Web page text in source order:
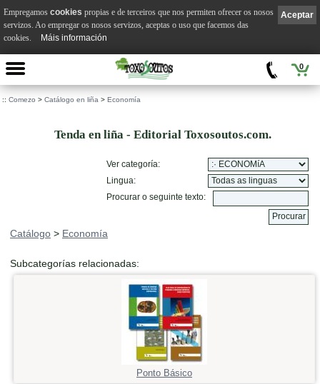
0
:: Comezo > Catálogo en liña > Economía
Tenda en liña - Editorial Toxosoutos.com.
Ver categoría:
Lingua:
Procurar o seguinte texto:
Catálogo > Economía
Subcategorías relacionadas:
Ponto Básico
Aceptar
Empregamos cookies propias e de terceiros que nos permiten ofrecer os nosos
servizos. Ao empregar os nosos servizos, aceptas o uso que facemos das
cookies.
Máis información